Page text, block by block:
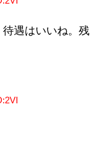
遇はいいね。残